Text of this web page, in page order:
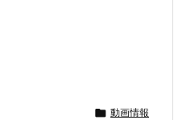
 動画情報